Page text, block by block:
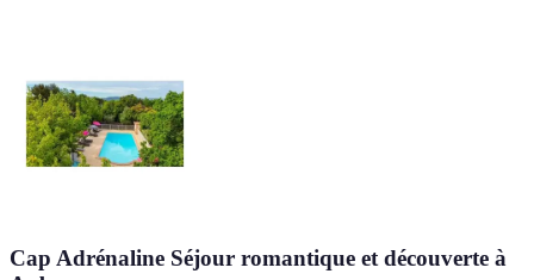
Cap Adrénaline Séjour romantique et découverte à